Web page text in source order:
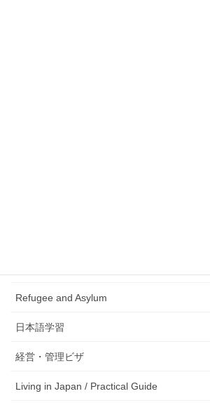
Refugee and Asylum
日本語学習
経営・管理ビザ
Living in Japan / Practical Guide